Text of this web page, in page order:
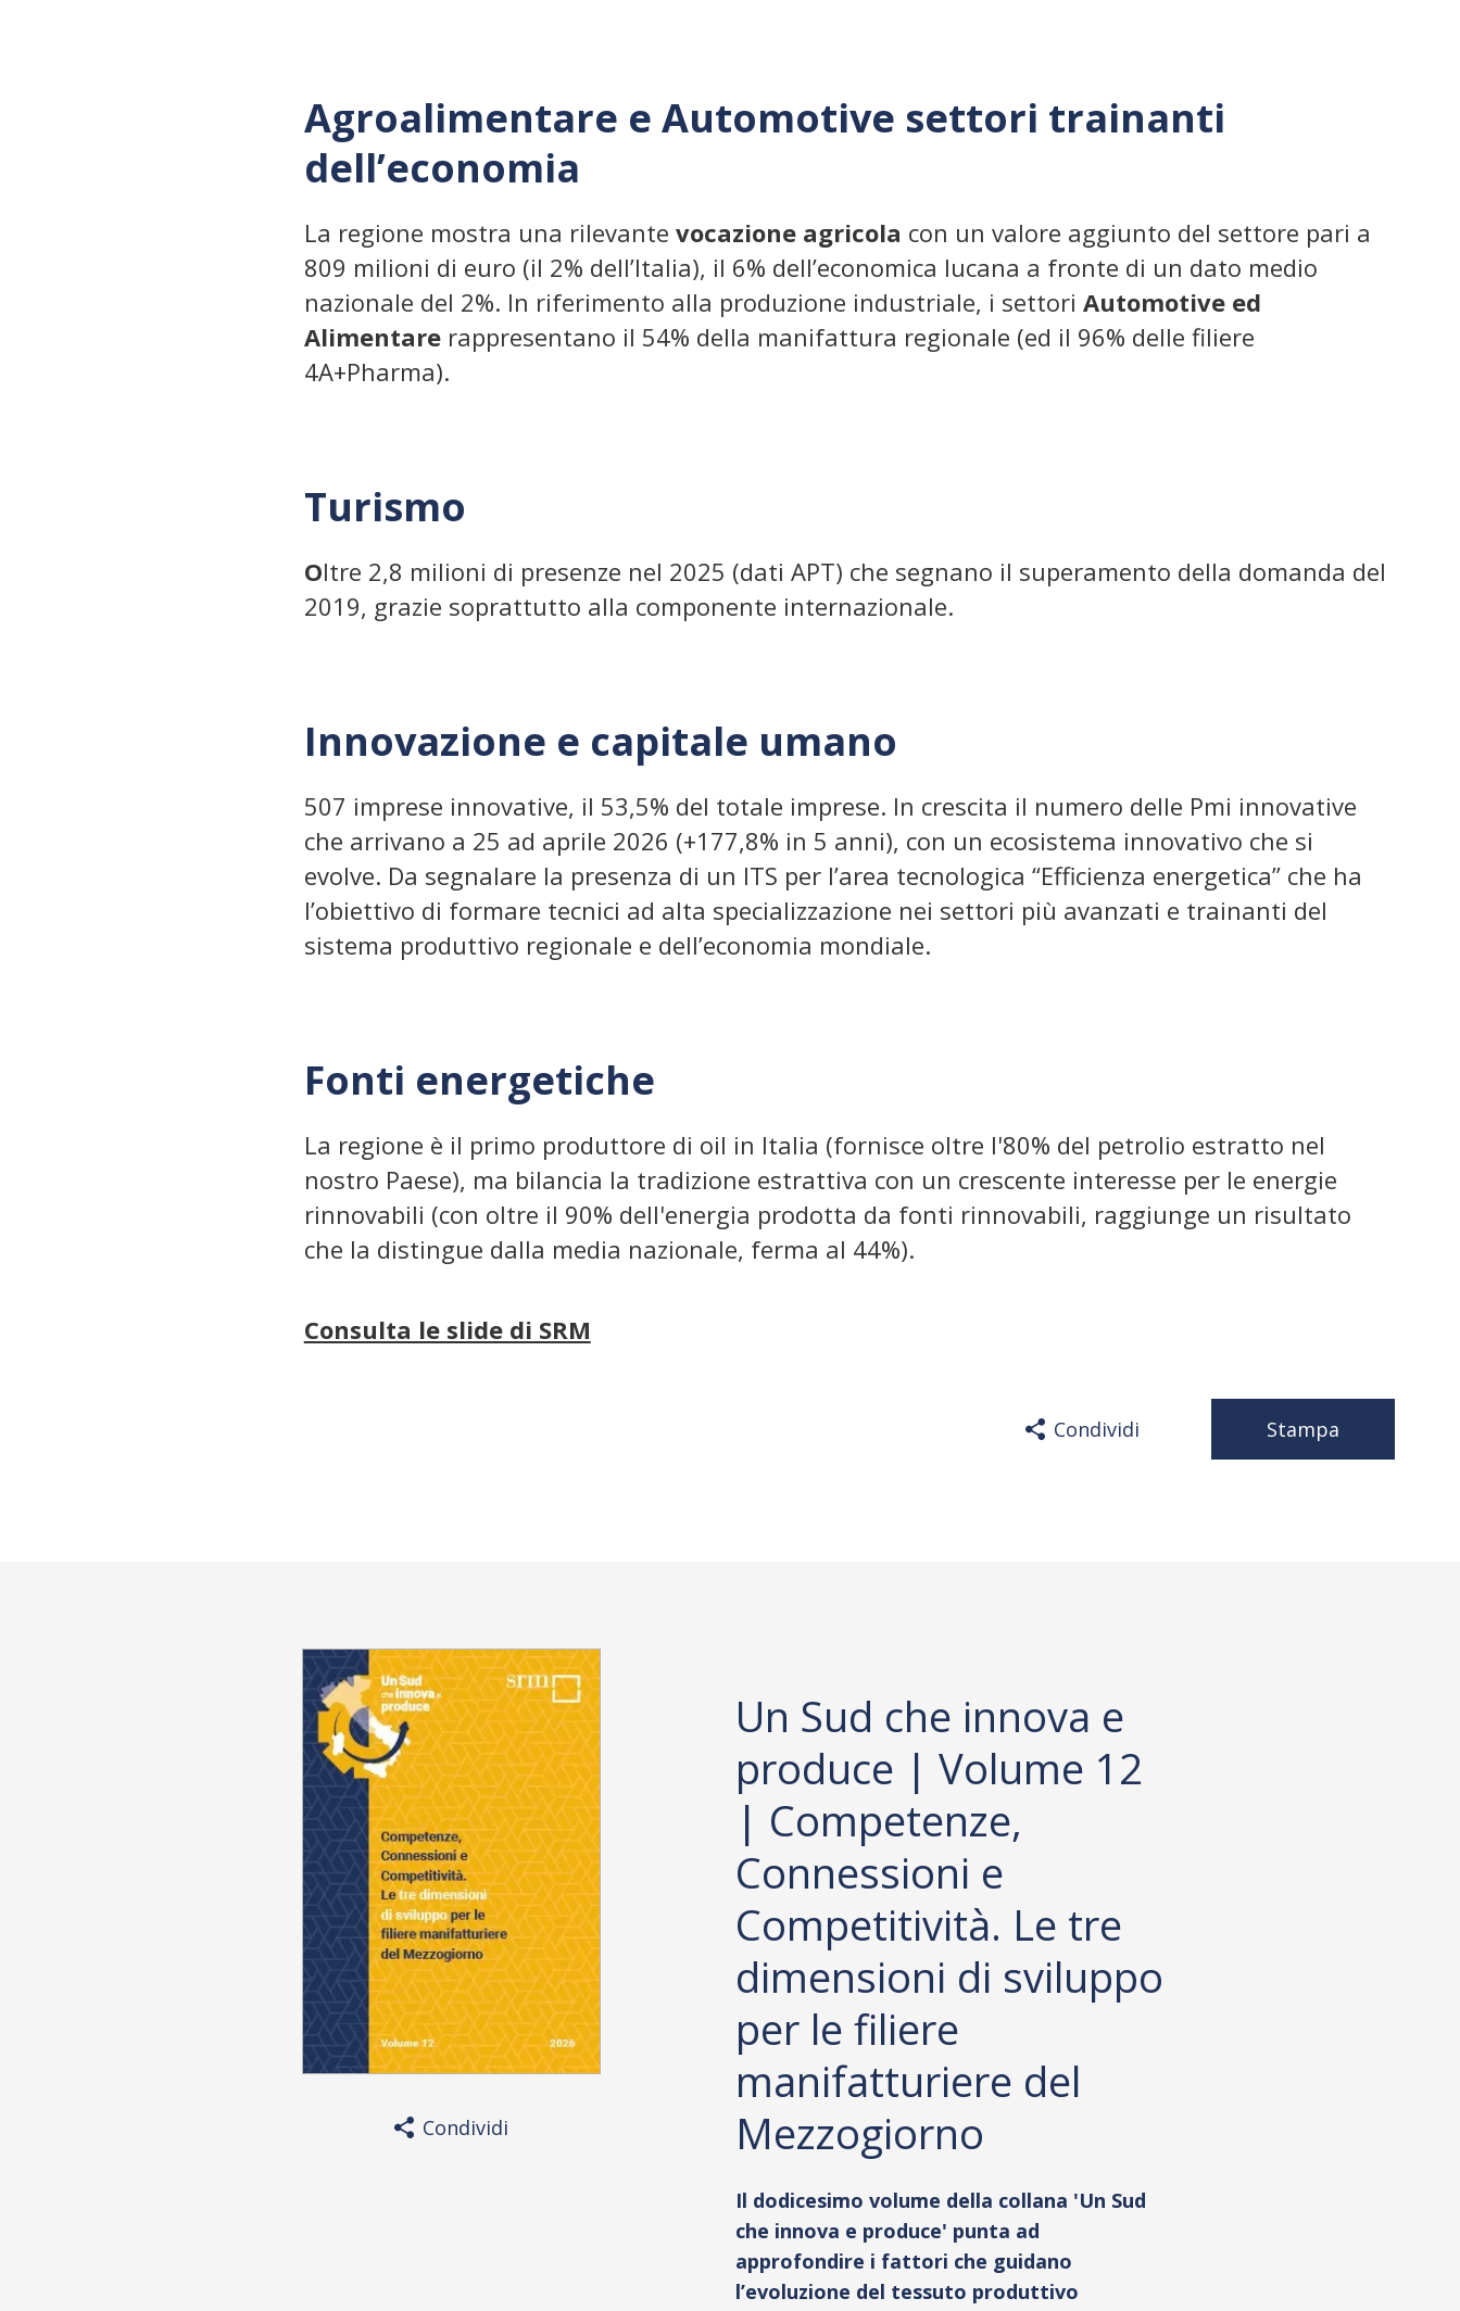
Agroalimentare e Automotive settori trainanti
dell’economia
La regione mostra una rilevante vocazione agricola con un valore aggiunto del settore pari a
809 milioni di euro (il 2% dell’Italia), il 6% dell’economica lucana a fronte di un dato medio
nazionale del 2%. In riferimento alla produzione industriale, i settori Automotive ed
Alimentarerappresentano il 54% della manifattura regionale (ed il 96% delle filiere
4A+Pharma).
Turismo
Oltre 2,8 milioni di presenze nel 2025 (dati APT) che segnano il superamento della domanda del
2019, grazie soprattutto alla componente internazionale.
Innovazione e capitale umano
507 imprese innovative, il 53,5% del totale imprese. In crescita il numero delle Pmi innovative
che arrivano a 25 ad aprile 2026 (+177,8% in 5 anni), con un ecosistema innovativo che si
evolve. Da segnalare la presenza di un ITS per l’area tecnologica “Efficienza energetica” che ha
l’obiettivo di formare tecnici ad alta specializzazione nei settori più avanzati e trainanti del
sistema produttivo regionale e dell’economia mondiale.
Fonti energetiche
La regione è il primo produttore di oil in Italia (fornisce oltre l'80% del petrolio estratto nel
nostro Paese), ma bilancia la tradizione estrattiva con un crescente interesse per le energie
rinnovabili (con oltre il 90% dell'energia prodotta da fonti rinnovabili, raggiunge un risultato
che la distingue dalla media nazionale, ferma al 44%).
Consulta le slide di SRM
Condividi Stampa
Condividi
Un Sud che innova e
produce | Volume 12
| Competenze,
Connessioni e
Competitività. Le tre
dimensioni di sviluppo
per le filiere
manifatturiere del
Mezzogiorno
Il dodicesimo volume della collana 'Un Sud
che innova e produce' punta ad
approfondire i fattori che guidano
l’evoluzione del tessuto produttivo